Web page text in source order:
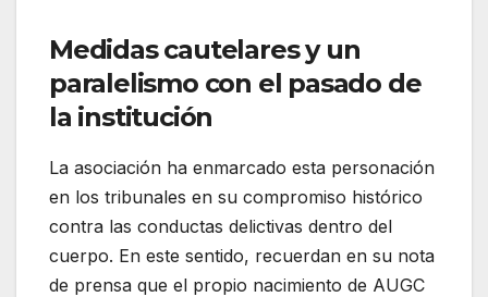
Medidas cautelares y un
paralelismo con el pasado de
la institución
La asociación ha enmarcado esta personación
en los tribunales en su compromiso histórico
contra las conductas delictivas dentro del
cuerpo. En este sentido, recuerdan en su nota
de prensa que el propio nacimiento de AUGC